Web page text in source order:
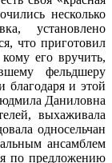
несколько
установлено
что приготовил
его вручить,
фельдшеру
и этой
Даниловна
выхаживала
односельчан
ансамблем
по предложению